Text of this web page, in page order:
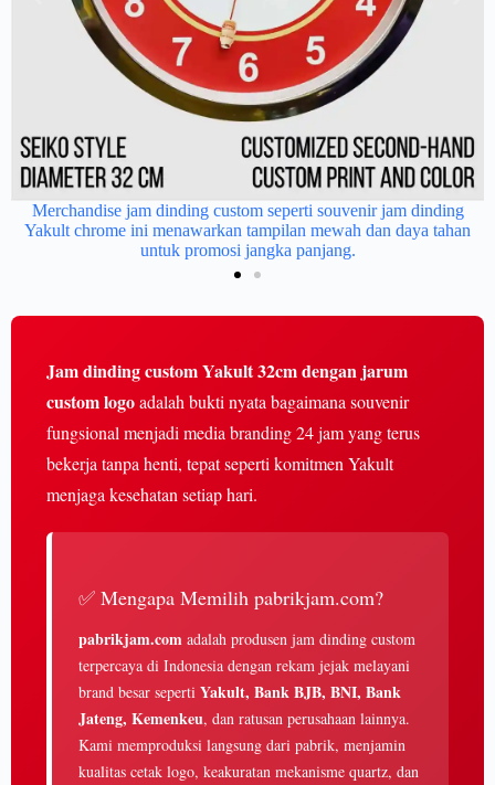
Merchandise jam dinding custom seperti souvenir jam dinding
Yakult chrome ini menawarkan tampilan mewah dan daya tahan
untuk promosi jangka panjang.
Jam dinding custom Yakult 32cm dengan jarum
custom logoadalah bukti nyata bagaimana souvenir
fungsional menjadi media branding 24 jam yang terus
bekerja tanpa henti, tepat seperti komitmen Yakult
menjaga kesehatan setiap hari.
✅ Mengapa Memilih pabrikjam.com?
pabrikjam.com adalah produsen jam dinding custom
terpercaya di Indonesia dengan rekam jejak melayani
brand besar seperti Yakult, Bank BJB, BNI, Bank
Jateng, Kemenkeu, dan ratusan perusahaan lainnya.
Kami memproduksi langsung dari pabrik, menjamin
kualitas cetak logo, keakuratan mekanisme quartz, dan